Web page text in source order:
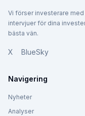
Vi förser investerare
intervjuer för dina
bästa vän.
X BlueSky
Navigering
Nyheter
Analyser